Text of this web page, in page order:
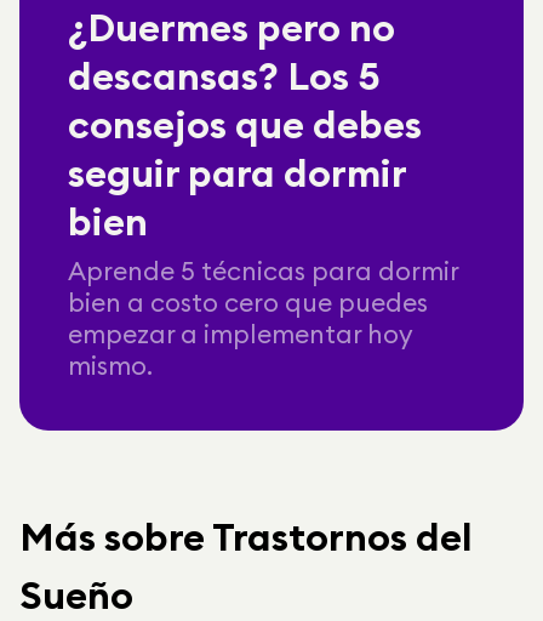
¿Duermes pero no
descansas? Los 5
consejos que debes
seguir para dormir
bien
Aprende 5 técnicas para dormir
bien a costo cero que puedes
empezar a implementar hoy
mismo.
Más sobre Trastornos del
Sueño